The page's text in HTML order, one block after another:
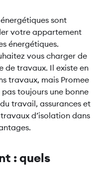
sont
votre appartement
énergétiques.
vous charger de
de travaux. Il existe en
travaux, mais Promee
toujours une bonne
travail, assurances et
d’isolation dans
: quels